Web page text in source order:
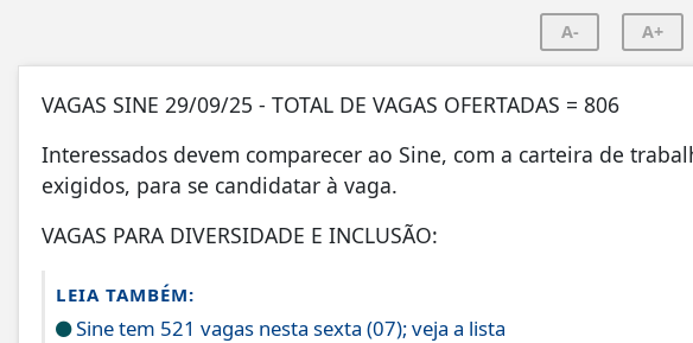
A- A+
VAGAS SINE 29/09/25 - TOTAL DE VAGAS OFERTADAS = 806
Interessados devem comparecer ao Sine, com a carteira de
exigidos, para se candidatar à vaga.
VAGAS PARA DIVERSIDADE E INCLUSÃO:
LEIA TAMBÉM:
Sine tem 521 vagas nesta sexta (07); veja a lista